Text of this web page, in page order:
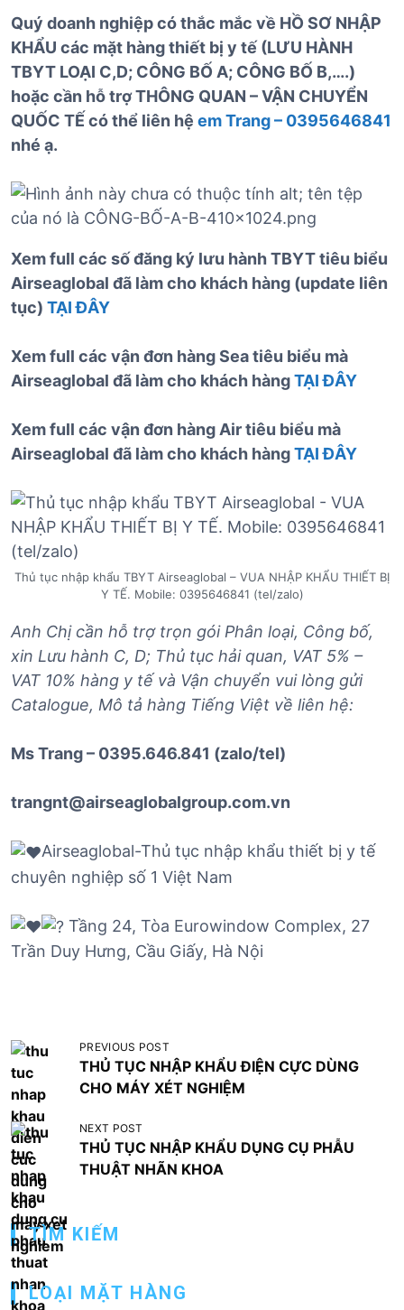
Quý doanh nghiệp có thắc mắc về HỒ SƠ NHẬP
KHẨU các mặt hàng thiết bị y tế (LƯU HÀNH
TBYT LOẠI C,D; CÔNG BỐ A; CÔNG BỐ B,….)
hoặc cần hỗ trợ THÔNG QUAN – VẬN CHUYỂN
QUỐC TẾ có thể liên hệ em Trang – 0395646841
nhé ạ.
Xem full các số đăng ký lưu hành TBYT tiêu biểu
Airseaglobal đã làm cho khách hàng (update liên
tục) TẠI ĐÂY
Xem full các vận đơn hàng Sea tiêu biểu mà
Airseaglobal đã làm cho khách hàngTẠI ĐÂY
Xem full các vận đơn hàng Air tiêu biểu mà
Airseaglobal đã làm cho khách hàngTẠI ĐÂY
Thủ tục nhập khẩu TBYT Airseaglobal – VUA NHẬP KHẨU THIẾT BỊ
Y TẾ. Mobile: 0395646841 (tel/zalo)
Anh Chị cần hỗ trợ trọn gói Phân loại, Công bố,
xin Lưu hành C, D; Thủ tục hải quan, VAT 5% –
VAT 10% hàng y tế và Vận chuyển vui lòng gửi
Catalogue, Mô tả hàng Tiếng Việt về liên hệ:
Ms Trang – 0395.646.841 (zalo/tel)
trangnt@airseaglobalgroup.com.vn
Airseaglobal-Thủ tục nhập khẩu thiết bị y tế
chuyên nghiệp số 1 Việt Nam
Tầng 24, Tòa Eurowindow Complex, 27
Trần Duy Hưng, Cầu Giấy, Hà Nội
Đ
i
ề
u
h
ư
ớ
n
g
b
PREVIOUS POST
THỦ TỤC NHẬP KHẨU ĐIỆN CỰC DÙNG
CHO MÁY XÉT NGHIỆM
NEXT POST
THỦ TỤC NHẬP KHẨU DỤNG CỤ PHẪU
THUẬT NHÃN KHOA
TÌM KIẾM
LOẠI MẶT HÀNG